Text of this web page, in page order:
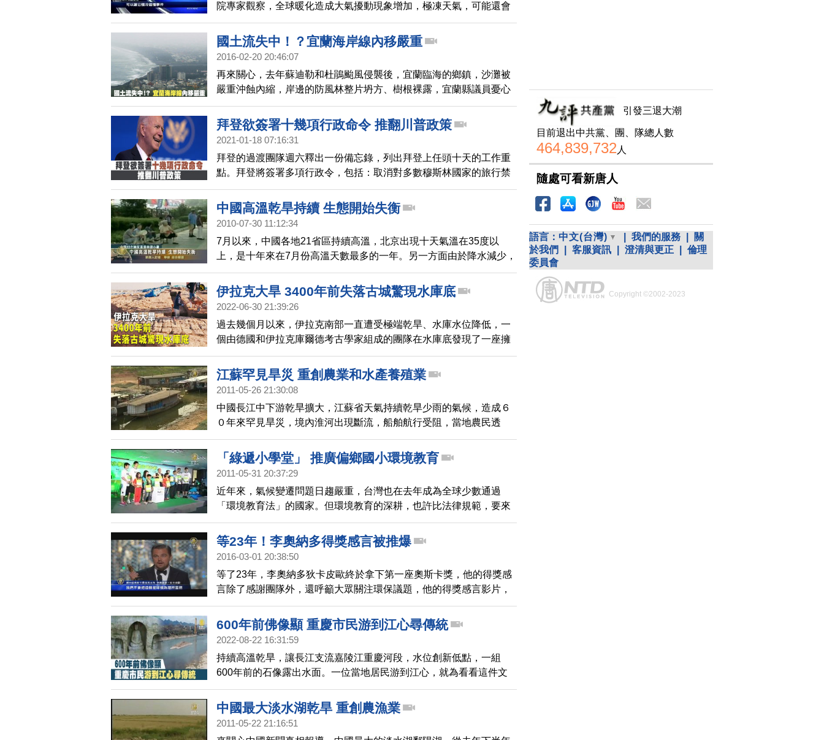
院專家觀察，全球暖化造成大氣擾動現象增加，極凍天氣，可能還會
再出現。
國土流失中！？宜蘭海岸線內移嚴重
2016-02-20 20:46:07
再來關心，去年蘇迪勒和杜鵑颱風侵襲後，宜蘭臨海的鄉鎮，沙灘被
嚴重沖蝕內縮，岸邊的防風林整片坍方、樹根裸露，宜蘭縣議員憂心
國土流失，造成安全的問題，呼籲政府盡快研擬因應對策。
拜登欲簽署十幾項行政命令 推翻川普政策
2021-01-18 07:16:31
拜登的過渡團隊週六釋出一份備忘錄，列出拜登上任頭十天的工作重
點。拜登將簽署多項行政令，包括：取消對多數穆斯林國家的旅行禁
令，重新加入巴黎氣候協定，改變川普總統的移民、氣候等政策。另
外，儘管拜登之前曾承諾在上任第一天就提到，要重新加入世界衛生
組織(WHO)。但備忘錄中並沒有提到此事。
中國高溫乾旱持續 生態開始失衡
2010-07-30 11:12:34
7月以來，中國各地21省區持續高溫，北京出現十天氣溫在35度以
上，是十年來在7月份高溫天數最多的一年。另一方面由於降水減少，
各地乾旱持續，導致生態開始失衡。
伊拉克大旱 3400年前失落古城驚現水庫底
2022-06-30 21:39:26
過去幾個月以來，伊拉克南部一直遭受極端乾旱、水庫水位降低，一
個由德國和伊拉克庫爾德考古學家組成的團隊在水庫底發現了一座擁
有3400年歷史的古城遺址。
江蘇罕見旱災 重創農業和水產養殖業
2011-05-26 21:30:08
中國長江中下游乾旱擴大，江蘇省天氣持續乾旱少雨的氣候，造成６
０年來罕見旱災，境內淮河出現斷流，船舶航行受阻，當地農民透
露，旱災重創當地農業和水產養殖業，造成菜價和糧價上漲。
「綠遞小學堂」 推廣偏鄉國小環境教育
2011-05-31 20:37:29
近年來，氣候變遷問題日趨嚴重，台灣也在去年成為全球少數通過
「環境教育法」的國家。但環境教育的深耕，也許比法律規範，要來
得重要。有一份問卷調查顯示，全台25縣市偏鄉地區中的490所學
校，儘管有99.5%都認同環境教育的重要性，不過卻有高達96%的學
校面臨環教資源不足的問題。帶您來關心。
等23年！李奧納多得獎感言被推爆
2016-03-01 20:38:50
等了23年，李奧納多狄卡皮歐終於拿下第一座奧斯卡獎，他的得獎感
言除了感謝團隊外，還呼籲大眾關注環保議題，他的得獎感言影片，
也在網路上被瘋狂轉載。
600年前佛像顯 重慶市民游到江心尋傳統
2022-08-22 16:31:59
持續高溫乾旱，讓長江支流嘉陵江重慶河段，水位創新低點，一組
600年前的石像露出水面。一位當地居民游到江心，就為看看這件文
物。
中國最大淡水湖乾旱 重創農漁業
2011-05-22 21:16:51
引發三退大潮
目前退出中共黨、團、隊總人數
464,839,732 人
隨處可看新唐人
語言： 中文(台灣) 我們的服務
關
於我們
客服資訊 澄清與更正
倫理
委員會
Copyright ©2002-2023